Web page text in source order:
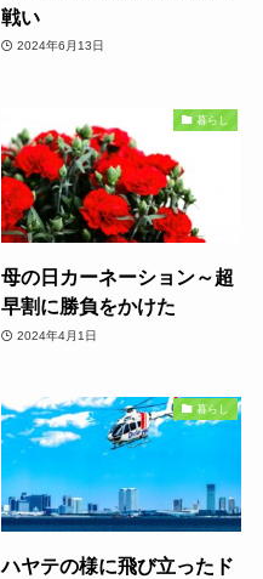
戦い
2024年6月13日
暮らし
母の日カーネーション～超
早割に勝負をかけた
2024年4月1日
暮らし
ハヤテの様に飛び立ったド